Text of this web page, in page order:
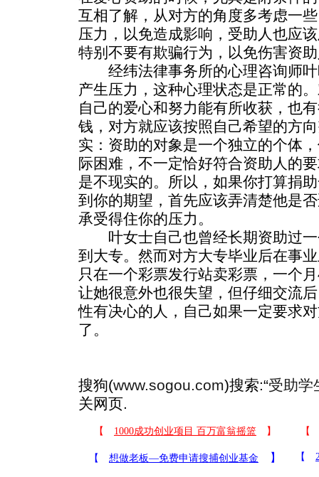
互相了解，从对方的角度多考虑一
压力，以免造成影响，受助人也应
特别不要有欺骗行为，以免伤害资
经纬法律事务所的心理咨询师叶
产生压力，这种心理状态是正常的
自己的爱心和努力能有所收获，也
钱，对方就应该按照自己希望的方
实：资助的对象是一个独立的个体
际困难，不一定恰好符合资助人的
是不现实的。所以，如果你打算捐
到你的期望，首先应该弄清楚他是
承受得住你的压力。
叶女士自己也曾经长期资助过一
到大专。然而对方大专毕业后在事
只在一个彩票发行站卖彩票，一个
让她很意外也很失望，但仔细交流
性有决心的人，自己如果一定要求
了。
搜狗(www.sogou.com)搜索:“受助学
关网页.